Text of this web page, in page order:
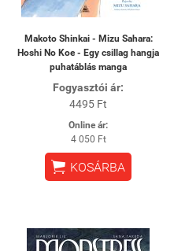
Makoto Shinkai - Mizu Sahara:
Hoshi No Koe - Egy csillag hangja
puhatáblás manga
Fogyasztói ár:
4495 Ft
Online ár:
4 050 Ft
 KOSÁRBA